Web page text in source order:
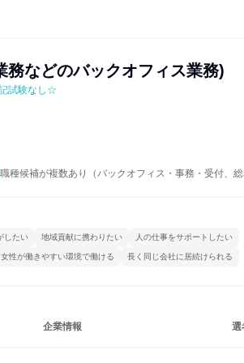
などのバックオフィス業務)
試験なし☆
職種候補が複数あり（バックオフィス・事務・受付、総
したい 地域貢献に携わりたい 人の仕事をサポートしたい
女性が働きやすい環境で働ける 長く同じ会社に居続けられる
企業情報 選